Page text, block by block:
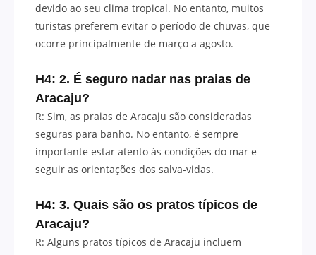
devido ao seu clima tropical. No entanto, muitos
turistas preferem evitar o período de chuvas, que
ocorre principalmente de março a agosto.
H4: 2. É seguro nadar nas praias de
Aracaju?
R: Sim, as praias de Aracaju são consideradas
seguras para banho. No entanto, é sempre
importante estar atento às condições do mar e
seguir as orientações dos salva-vidas.
H4: 3. Quais são os pratos típicos de
Aracaju?
R: Alguns pratos típicos de Aracaju incluem